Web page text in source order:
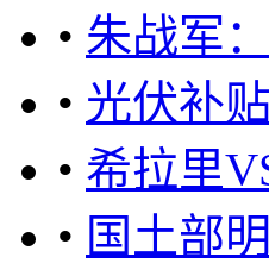
• 朱战军
• 光伏补
• 希拉里
• 国土部